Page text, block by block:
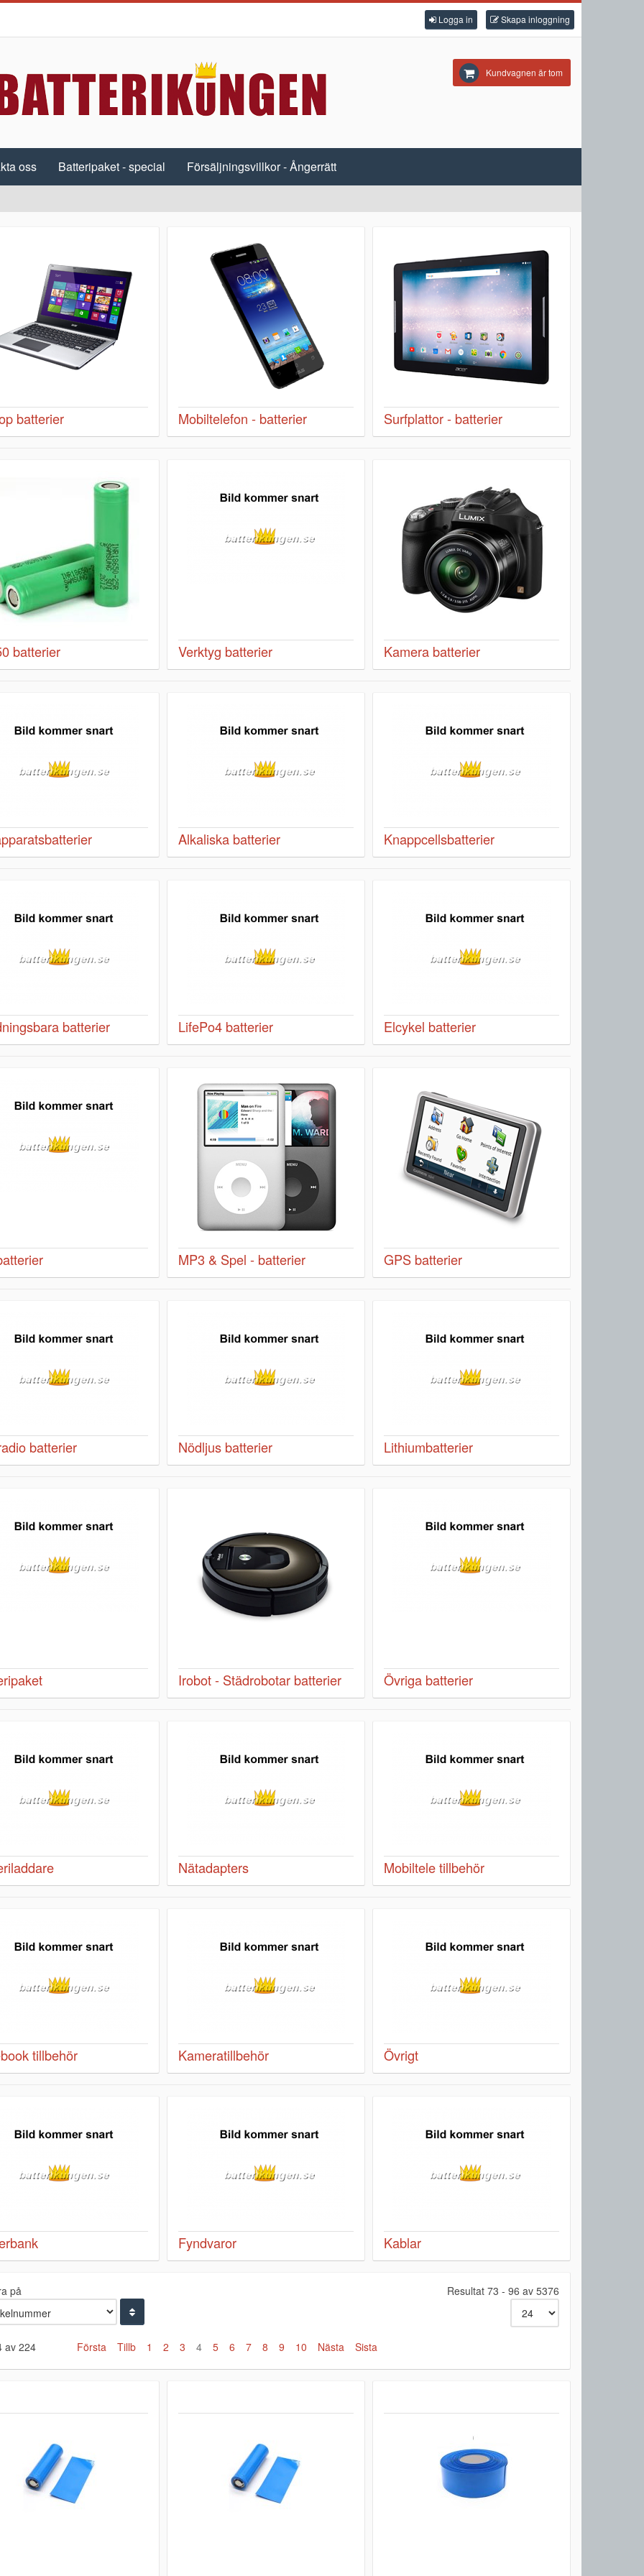
Logga in Skapa inloggning
Kundvagnen är tom
oss Batteripaket - special Försäljningsvillkor - Ångerrätt
batterier Mobiltelefon - batterier Surfplattor - batterier
batterier Verktyg batterier Kamera batterier
Alkaliska batterier Knappcellsbatterier
batterier LifePo4 batterier Elcykel batterier
MP3 & Spel - batterier GPS batterier
batterier Nödljus batterier Lithiumbatterier
Irobot - Städrobotar batterier Övriga batterier
Nätadapters Mobiltele tillbehör
tillbehör Kameratillbehör Övrigt
Fyndvaror Kablar
på Resultat 73 - 96 av 5376
Första Tillb 1 2 3 4 5 6 7 8 9 10 Nästa Sista
av 224